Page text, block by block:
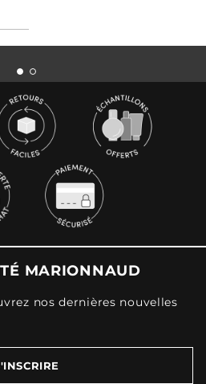
MARIONNAUD
nos dernières nouvelles